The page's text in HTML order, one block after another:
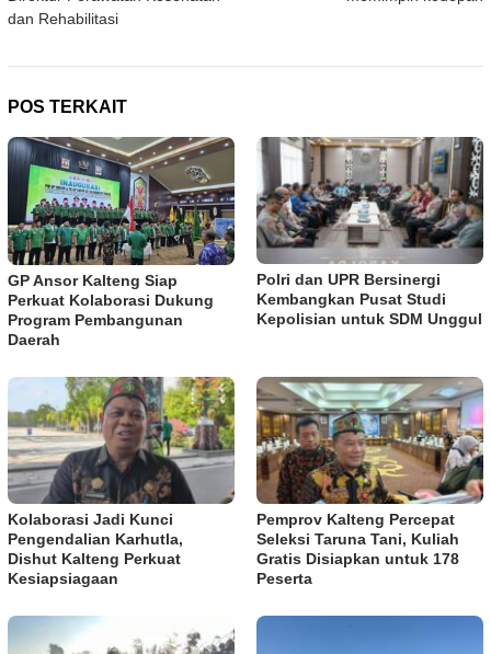
dan Rehabilitasi
POS TERKAIT
GP Ansor Kalteng Siap
Perkuat Kolaborasi Dukung
Program Pembangunan
Daerah
Polri dan UPR Bersinergi
Kembangkan Pusat Studi
Kepolisian untuk SDM Unggul
Kolaborasi Jadi Kunci
Pengendalian Karhutla,
Dishut Kalteng Perkuat
Kesiapsiagaan
Pemprov Kalteng Percepat
Seleksi Taruna Tani, Kuliah
Gratis Disiapkan untuk 178
Peserta